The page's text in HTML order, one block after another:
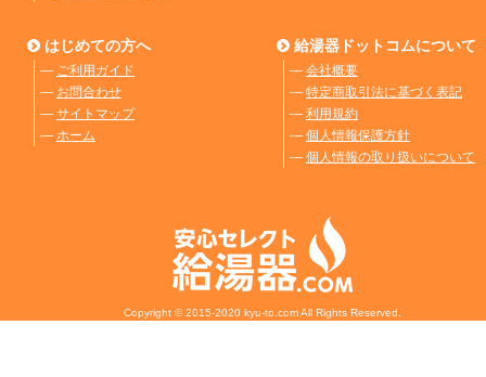
はじめての方へ
― ご利用ガイド
― お問合わせ
― サイトマップ
― ホーム
給湯器ドットコムについて
― 会社概要
― 特定商取引法に基づく表記
― 利用規約
― 個人情報保護方針
― 個人情報の取り扱いについて
Copyright © 2015-2020 kyu-to.com All Rights Reserved.